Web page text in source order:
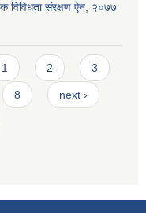
विविधता संरक्षण ऐन, २०७७
1 2 3
8 next ›